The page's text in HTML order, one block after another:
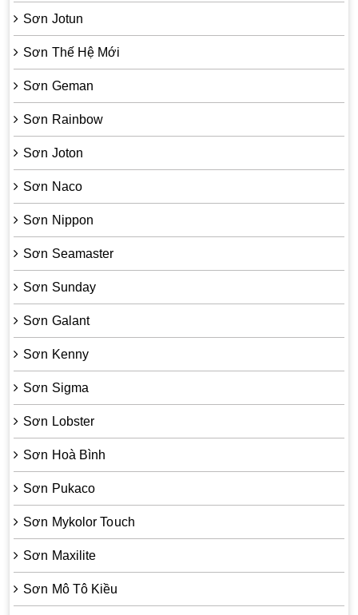
Sơn Jotun
Sơn Thế Hệ Mới
Sơn Geman
Sơn Rainbow
Sơn Joton
Sơn Naco
Sơn Nippon
Sơn Seamaster
Sơn Sunday
Sơn Galant
Sơn Kenny
Sơn Sigma
Sơn Lobster
Sơn Hoà Bình
Sơn Pukaco
Sơn Mykolor Touch
Sơn Maxilite
Sơn Mô Tô Kiều